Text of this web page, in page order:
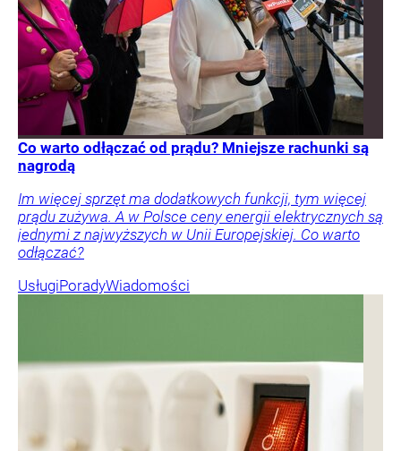
Co warto odłączać od prądu? Mniejsze rachunki są
nagrodą
Im więcej sprzęt ma dodatkowych funkcji, tym więcej
prądu zużywa. A w Polsce ceny energii elektrycznych są
jednymi z najwyższych w Unii Europejskiej. Co warto
odłączać?
UsługiPoradyWiadomości